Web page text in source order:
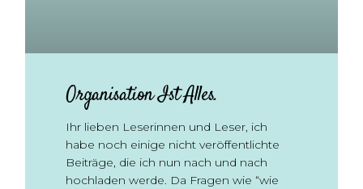
Organisation Ist Alles.
Ihr lieben Leserinnen und Leser, ich
habe noch einige nicht veröffentlichte
Beiträge, die ich nun nach und nach
hochladen werde. Da Fragen wie “wie